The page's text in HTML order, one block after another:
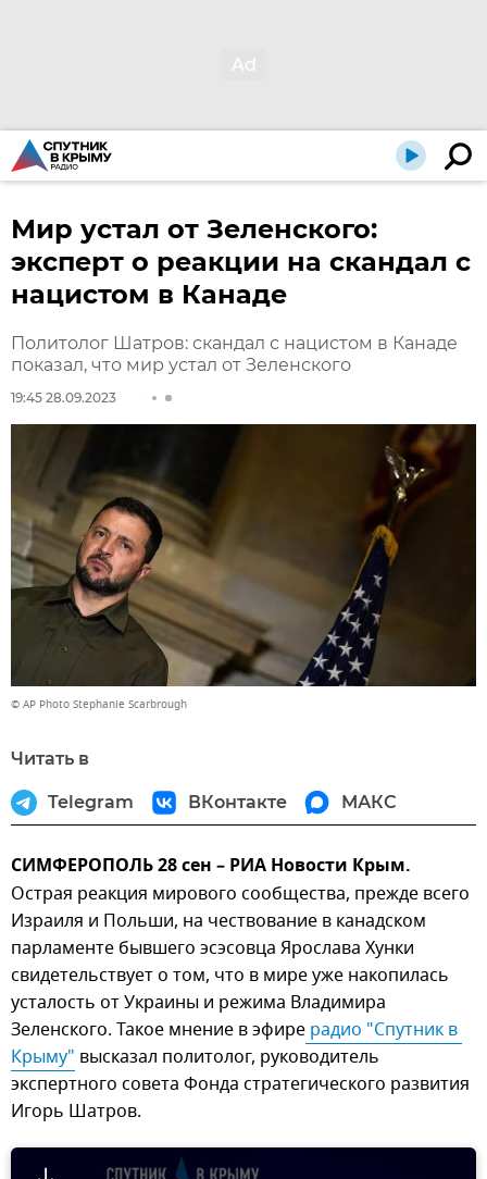
Мир устал от Зеленского:
эксперт о реакции на скандал с
нацистом в Канаде
Политолог Шатров: скандал с нацистом в Канаде
показал, что мир устал от Зеленского
19:45 28.09.2023
© AP Photo Stephanie Scarbrough
Читать в
Telegram ВКонтакте МАКС
СИМФЕРОПОЛЬ 28 сен – РИА Новости Крым.
Острая реакция мирового сообщества, прежде всего
Израиля и Польши, на чествование в канадском
парламенте бывшего эсэсовца Ярослава Хунки
свидетельствует о том, что в мире уже накопилась
усталость от Украины и режима Владимира
Зеленского. Такое мнение в эфире радио "Спутник в
Крыму" высказал политолог, руководитель
экспертного совета Фонда стратегического развития
Игорь Шатров.